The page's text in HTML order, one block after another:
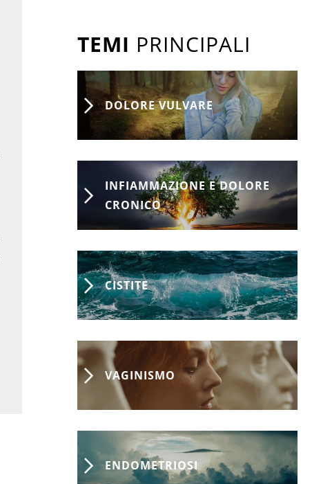
TEMI PRINCIPALI
DOLORE VULVARE
INFIAMMAZIONE E DOLORE
CRONICO
CISTITE
VAGINISMO
ENDOMETRIOSI